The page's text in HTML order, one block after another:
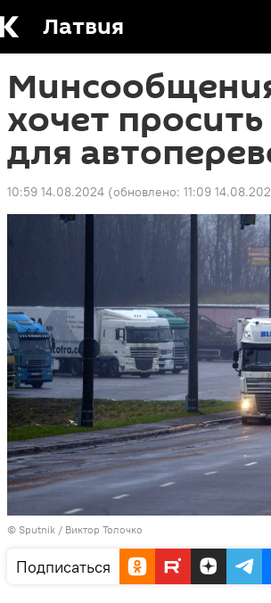
Латвия
хочет
для
10:59 14.08.2024 (обновлено: 11:09
© Sputnik / Виктор Толочко
Подписаться